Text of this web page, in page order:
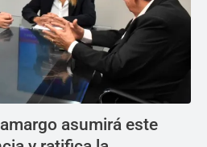
asumirá este